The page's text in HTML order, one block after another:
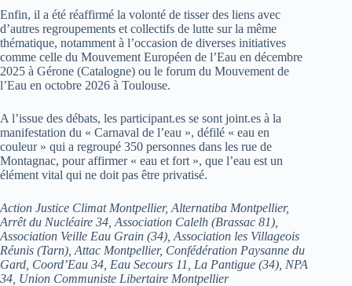
Enfin, il a été réaffirmé la volonté de tisser des liens avec
d’autres regroupements et collectifs de lutte sur la même
thématique, notamment à l’occasion de diverses initiatives
comme celle du Mouvement Européen de l’Eau en décembre
2025 à Gérone (Catalogne) ou le forum du Mouvement de
l’Eau en octobre 2026 à Toulouse.
A l’issue des débats, les participant.es se sont joint.es à la
manifestation du « Carnaval de l’eau », défilé « eau en
couleur » qui a regroupé 350 personnes dans les rue de
Montagnac, pour affirmer « eau et fort », que l’eau est un
élément vital qui ne doit pas être privatisé.
Action Justice Climat Montpellier, Alternatiba Montpellier,
Arrêt du Nucléaire 34, Association Calelh (Brassac 81),
Association Veille Eau Grain (34), Association les Villageois
Réunis (Tarn), Attac Montpellier, Confédération Paysanne du
Gard, Coord’Eau 34, Eau Secours 11, La Pantigue (34), NPA
34, Union Communiste Libertaire Montpellier